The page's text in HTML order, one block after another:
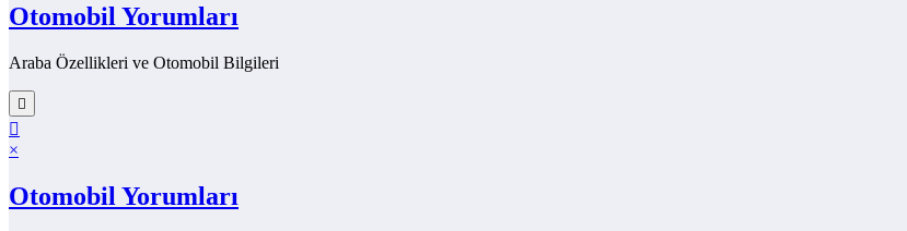
Otomobil Yorumları
Araba Özellikleri ve Otomobil Bilgileri
×
Otomobil Yorumları